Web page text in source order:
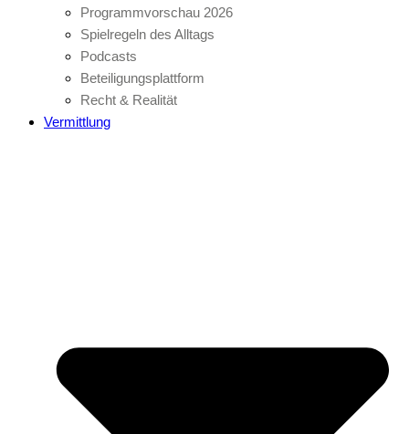
Programmvorschau 2026
Spielregeln des Alltags
Podcasts
Beteiligungsplattform
Recht & Realität
Vermittlung